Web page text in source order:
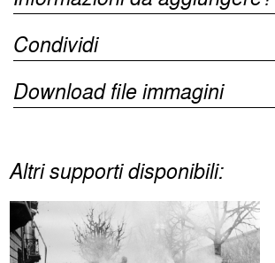
Condividi
Download file immagini
Altri supporti disponibili: